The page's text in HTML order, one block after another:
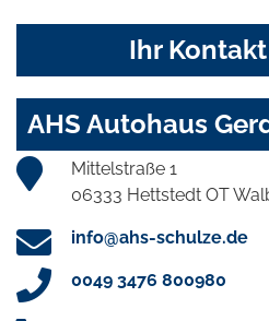
Ihr
AHS Autohaus
Mittelstraße 1
06333 Hettstedt OT
info@ahs-schulze.de
0049 3476 800980